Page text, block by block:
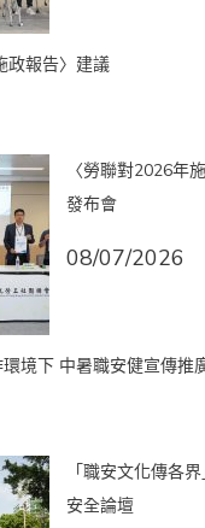
政報告〉建議
〈勞聯對2026年
發布會
08/07/2026
境下 中暑職安健宣傳推
「職安文化傳各
安全論壇